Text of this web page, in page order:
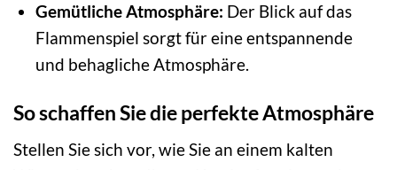
Gemütliche Atmosphäre: Der Blick auf das
Flammenspiel sorgt für eine entspannende
und behagliche Atmosphäre.
So schaffen Sie die perfekte Atmosphäre
Stellen Sie sich vor, wie Sie an einem kalten